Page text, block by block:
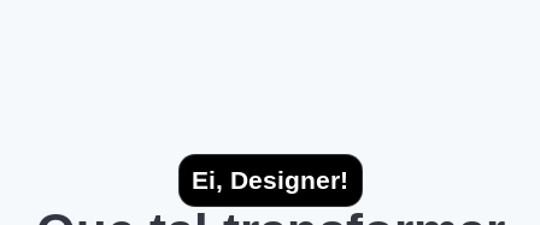
Ei, Designer!